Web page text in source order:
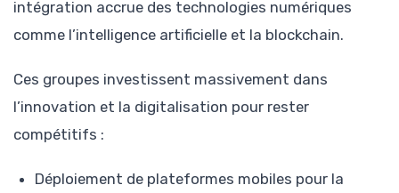
intégration accrue des technologies numériques
comme l’intelligence artificielle et la blockchain.
Ces groupes investissent massivement dans
l’innovation et la digitalisation pour rester
compétitifs :
Déploiement de plateformes mobiles pour la